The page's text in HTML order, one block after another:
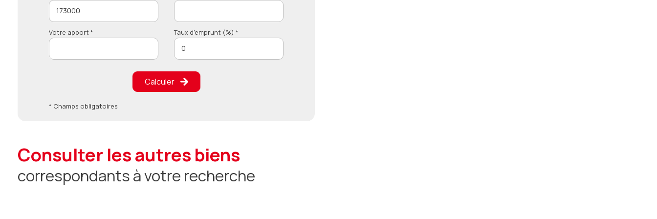
Votre apport * Taux d'emprunt (%) *
Calculer
* Champs obligatoires
consulter les autres biens
correspondants à votre recherche